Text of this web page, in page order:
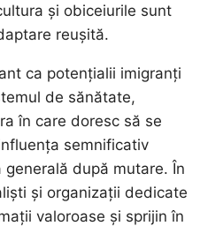
și obiceiurile sunt
reușită.
ca potențialii imigranți
de sănătate,
în care doresc să se
semnificativ
după mutare. În
și organizații dedicate
valoroase și sprijin în